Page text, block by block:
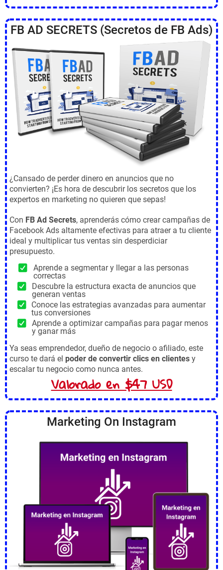
FB AD SECRETS (Secretos de FB Ads)
¿Cansado de perder dinero en anuncios que no
convierten? ¡Es hora de descubrir los secretos que los
expertos en marketing no quieren que sepas!
Con FB Ad Secrets, aprenderás cómo crear campañas de
Facebook Ads altamente efectivas para atraer a tu cliente
ideal y multiplicar tus ventas sin desperdiciar
presupuesto.
Aprende a segmentar y llegar a las personas
correctas
Descubre la estructura exacta de anuncios que
generan ventas
Conoce las estrategias avanzadas para aumentar
tus conversiones
Aprende a optimizar campañas para pagar menos
y ganar más
Ya seas emprendedor, dueño de negocio o afiliado, este
curso te dará el poder de convertir clics en clientes y
escalar tu negocio como nunca antes.
Valorado en $47 USD
Marketing On Instagram